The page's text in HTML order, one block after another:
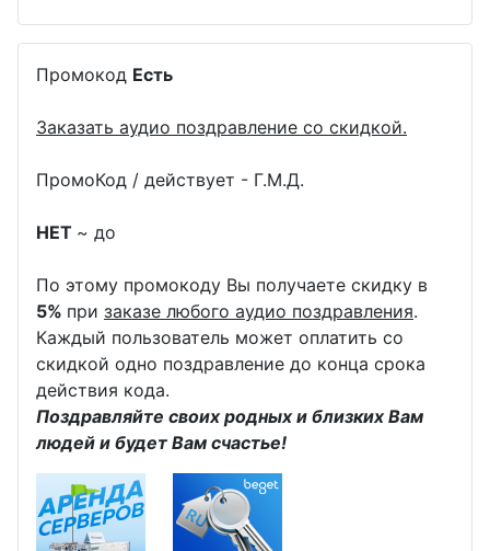
Промокод Есть
Заказать аудио поздравление со скидкой.
ПромоКод / действует - Г.М.Д.
НЕТ ~ до
По этому промокоду Вы получаете скидку в
5% при заказе любого аудио поздравления.
Каждый пользователь может оплатить со
скидкой одно поздравление до конца срока
действия кода.
Поздравляйте своих родных и близких Вам
людей и будет Вам счастье!